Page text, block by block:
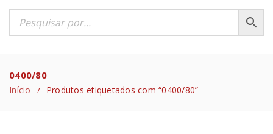
0400/80
Início / Produtos etiquetados com “0400/80”